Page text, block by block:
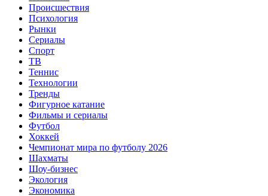
Происшествия
Психология
Рынки
Сериалы
Спорт
ТВ
Теннис
Технологии
Тренды
Фигурное катание
Фильмы и сериалы
Футбол
Хоккей
Чемпионат мира по футболу 2026
Шахматы
Шоу-бизнес
Экология
Экономика